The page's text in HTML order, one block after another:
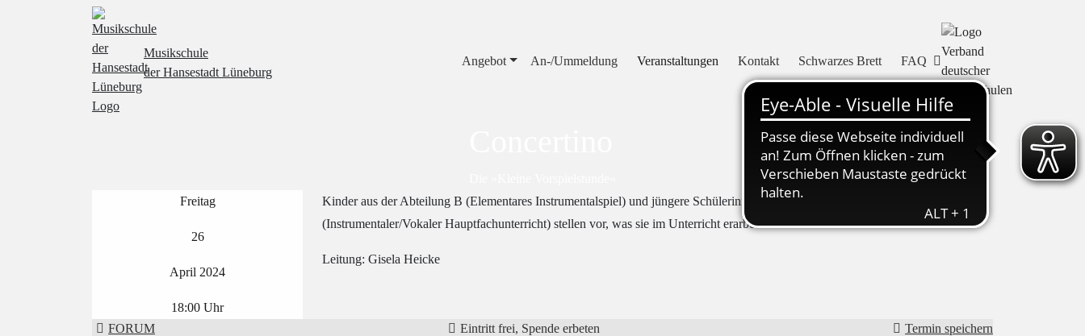
Musikschule
der Hansestadt Lüneburg
Angebot An-/Ummeldung Veranstaltungen Kontakt Schwarzes Brett FAQ
Freitag
26
April 2024
18:00 Uhr
Kinder aus der Abteilung B (Elementares Instrumentalspiel) und jüngere Schülerinnen und Schüler aus der Abteilung C
(Instrumentaler/Vokaler Hauptfachunterricht) stellen vor, was sie im Unterricht erarbeitet haben.
Leitung: Gisela Heicke
FORUM Eintritt frei, Spende erbeten Termin speichern